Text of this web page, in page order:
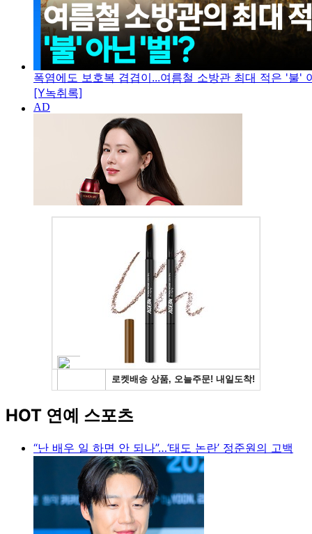
폭염에도 보호복 겹겹이...여름철 소방관 최대 적은 '불'
[Y녹취록]
HOT 연예 스포츠
“난 배우 일 하면 안 되나”…‘태도 논란’ 정준원의 고백